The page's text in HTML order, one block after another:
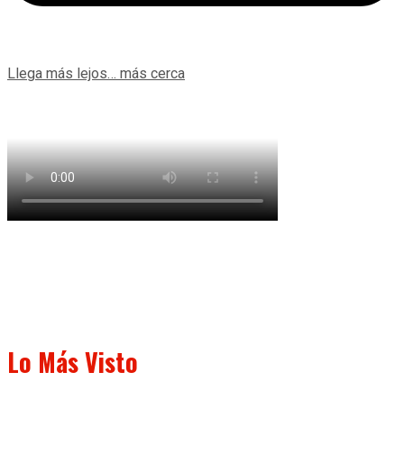
Llega más lejos… más cerca
Lo Más Visto